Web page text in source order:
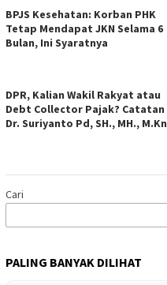
BPJS Kesehatan: Korban PHK
Tetap Mendapat JKN Selama 6
Bulan, Ini Syaratnya
DPR, Kalian Wakil Rakyat atau
Debt Collector Pajak? Catatan
Dr. Suriyanto Pd, SH., MH., M.Kn
Cari
PALING BANYAK DILIHAT